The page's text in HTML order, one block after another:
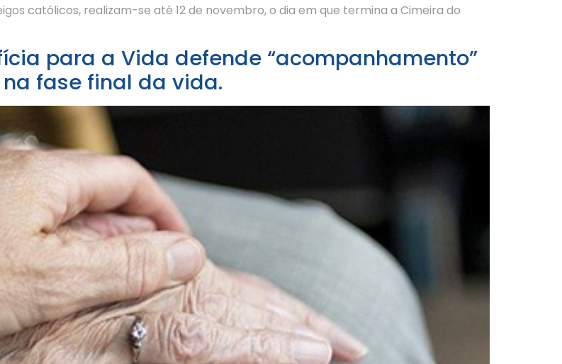
católicos, realizam-se até 12 de novembro, o dia em que termina a Cimeira do
para a Vida defende “acompanhamento”
fase final da vida.